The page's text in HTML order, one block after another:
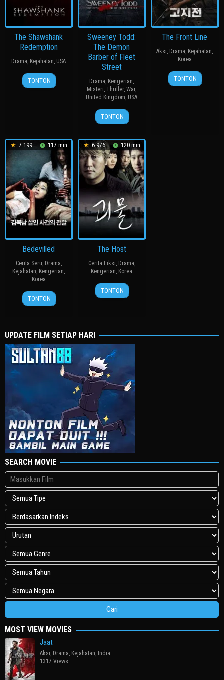
The Shawshank
Redemption
Drama, Kejahatan, USA
23
Sep
John
R.
TONTON
Sweeney Todd:
The Demon
Barber of Fleet
Street
Drama, Kengerian,
Misteri,Thriller,War,
United Kingdom, USA
21
Dec
Tim
Burton
TONTON
The Front Line
Aksi, Drama, Kejahatan,
Korea
20
Jul
장
훈
TONTON
7.199 117 min
Bedevilled
Cerita Seru, Drama,
Kejahatan, Kengerian,
Korea
19
Aug
장
철
TONTON
6.976 120 min
The Host
Cerita Fiksi, Drama,
Kengerian, Korea
27
Jul
봉
준
TONTON
UPDATE FILM SETIAP HARI
SEARCH MOVIE
MOST VIEW MOVIES
Jaat
Aksi, Drama, Kejahatan, India
1317 Views